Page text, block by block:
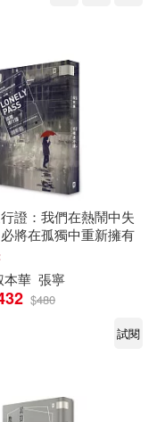
證：我們在熱鬧中失
將在孤獨中重新擁有
本華 張寧
$480
試閱